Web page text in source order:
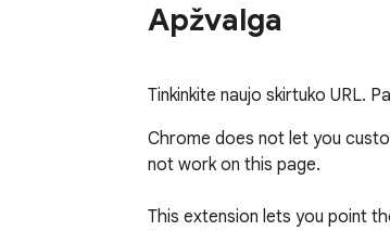
Apžvalga
Tinkinkite naujo skirtuko URL.
Chrome does not let you
not work on this page.
This extension lets you point